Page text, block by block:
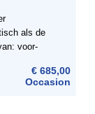
als de
voor-
€ 685,00
Occasion